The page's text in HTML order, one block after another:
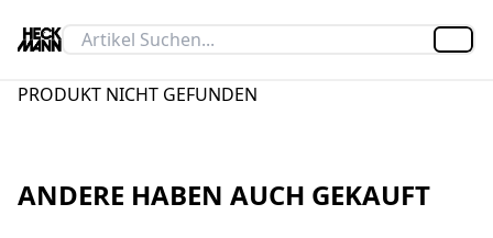
PRODUKT NICHT GEFUNDEN
ANDERE HABEN AUCH GEKAUFT